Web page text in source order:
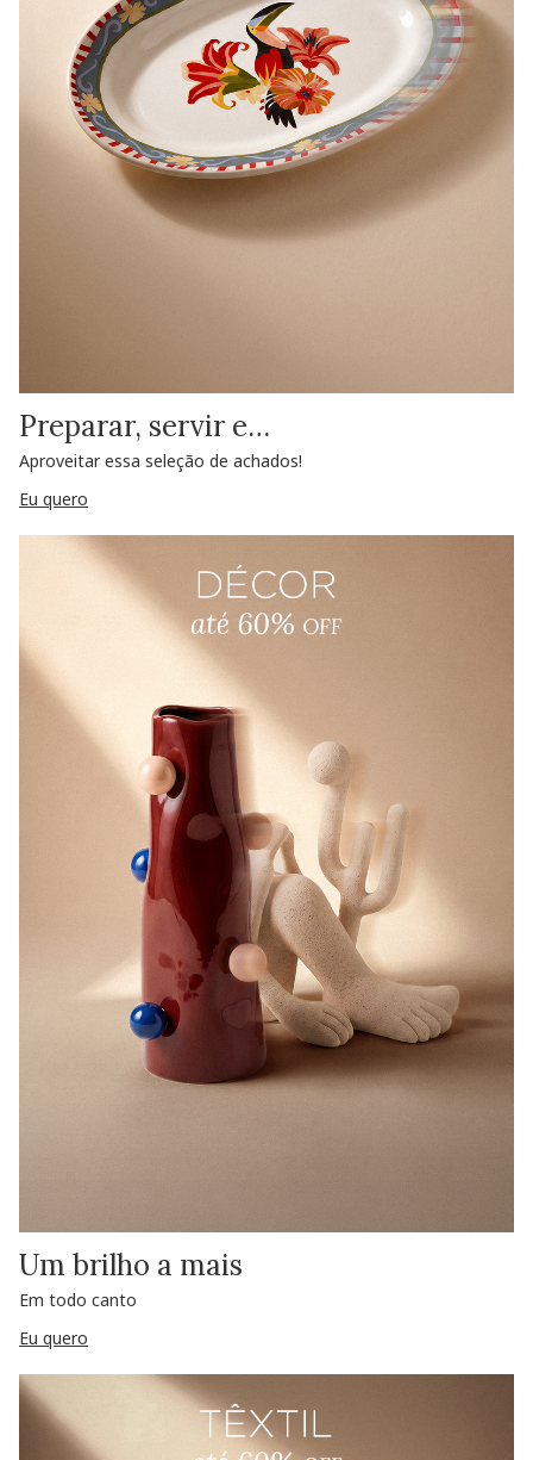
Preparar, servir e…
Aproveitar essa seleção de achados!
Eu quero
Um brilho a mais
Em todo canto
Eu quero